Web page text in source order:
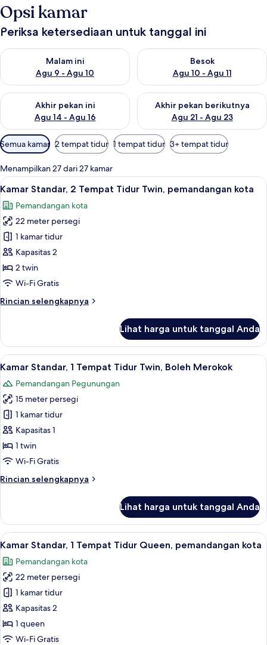
Opsi kamar
Periksa ketersediaan untuk tanggal ini
Malam ini
Agu 9 - Agu 10
Periksa ketersediaan untuk malam ini Agu 9 - Agu 10
Besok
Agu 10 - Agu 11
Periksa ketersediaan untuk
Akhir pekan ini
Agu 14 - Agu 16
Periksa ketersediaan untuk akhir pekan ini Agu 14 - Agu 16
Akhir pekan berikutnya
Agu 21 - Agu 23
Periksa ketersediaan untuk
Filter
tersedia
untuk
kamar
Semua kamar 2 tempat tidur 1 tempat tidur 3+ tempat tidur
Menampilkan 27 dari 27 kamar
Lihat
semua
foto
untuk
Kamar
Standar,
2
Tempat
Twin,
Kamar Standar, 2 Tempat Tidur
6
Kamar Standar, 2 Tempat Tidur Twin, pemandangan kota
Pemandangan kota
22 meter persegi
1 kamar tidur
Kapasitas 2
2 twin
Wi-Fi Gratis
Rincian selengkapnya
Rincian
Kamar
Standar,
2
Tidur
Twin,
pemandangan
kota
Lihat harga untuk tanggal Anda
Lihat
semua
foto
untuk
Kamar
Standar,
1
Tempat
Twin,
Brankas, meja kerja, ruang kerja
11
Kamar Standar, 1 Tempat Tidur Twin, Boleh Merokok
Pemandangan Pegunungan
15 meter persegi
1 kamar tidur
Kapasitas 1
1 twin
Wi-Fi Gratis
Rincian selengkapnya
Rincian
Kamar
Standar,
1
Tidur
Twin,
Boleh
Merokok
Lihat harga untuk tanggal Anda
Lihat
semua
foto
untuk
Kamar
Standar,
1
Tempat
Brankas, meja kerja, ruang kerja
6
Kamar Standar, 1 Tempat Tidur Queen, pemandangan kota
Pemandangan kota
22 meter persegi
1 kamar tidur
Kapasitas 2
1 queen
Wi-Fi Gratis